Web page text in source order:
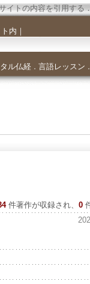
イトの内容を引用する
内 ｜
ル仏経． 言語レッスン ．
件著作が収録され、 0